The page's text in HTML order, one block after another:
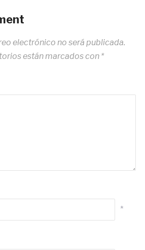
electrónico no será publicada.
están marcados con *
*